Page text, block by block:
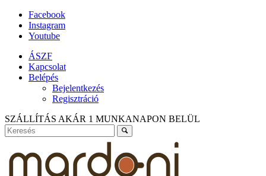
Facebook
Instagram
Youtube
ÁSZF
Kapcsolat
Belépés
Bejelentkezés
Regisztráció
SZÁLLÍTÁS AKÁR 1 MUNKANAPON BELÜL